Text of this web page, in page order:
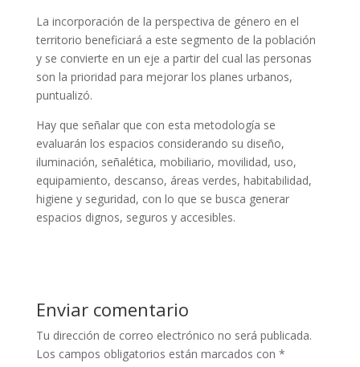
La incorporación de la perspectiva de género en el
territorio beneficiará a este segmento de la población
y se convierte en un eje a partir del cual las personas
son la prioridad para mejorar los planes urbanos,
puntualizó.
Hay que señalar que con esta metodología se
evaluarán los espacios considerando su diseño,
iluminación, señalética, mobiliario, movilidad, uso,
equipamiento, descanso, áreas verdes, habitabilidad,
higiene y seguridad, con lo que se busca generar
espacios dignos, seguros y accesibles.
Enviar comentario
Tu dirección de correo electrónico no será publicada.
Los campos obligatorios están marcados con *